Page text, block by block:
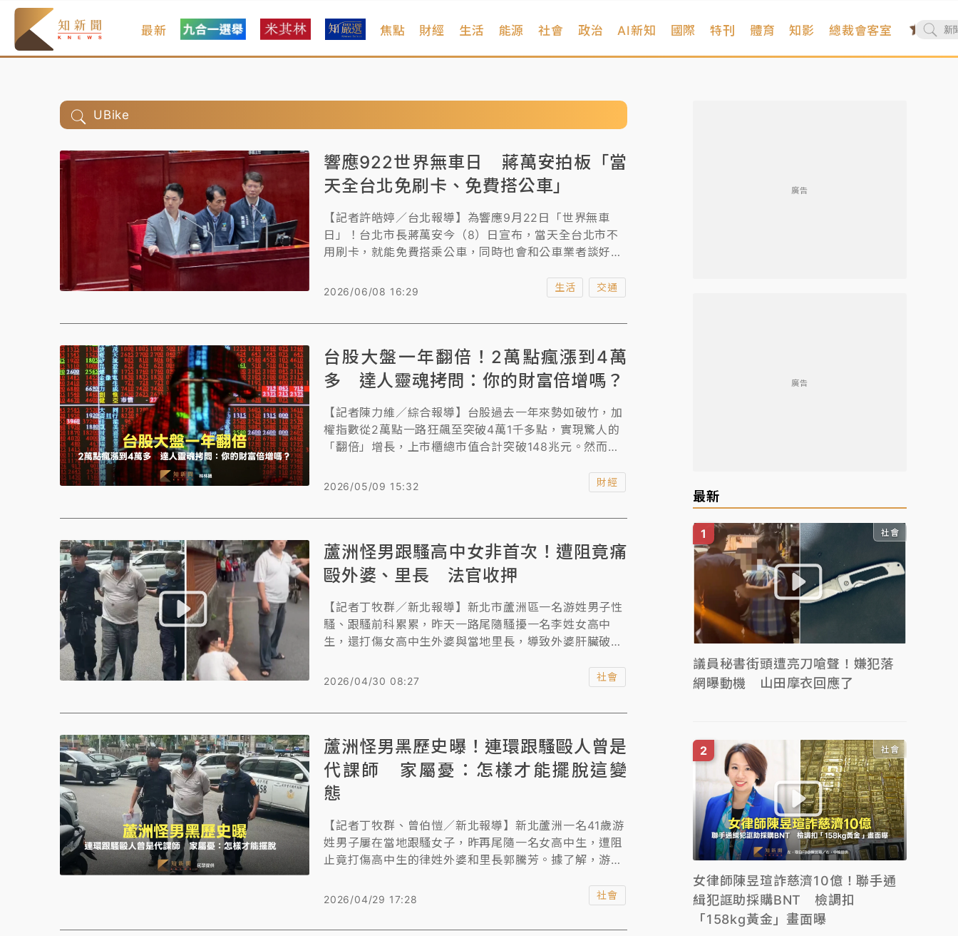
最新 焦點 財經 生活 能源 社會 政治 AI新知 國際 特刊 體育 知影 總裁會客室
UBike
響應922世界無車日 蔣萬安拍板「當
天全台北免刷卡、免費搭公車」
【記者許皓婷／台北報導】為響應9月22日「世界無車
日」！台北市長蔣萬安今（8）日宣布，當天全台北市不
用刷卡，就能免費搭乘公車，同時也會和公車業者談好加
性。
2026/06/08 16:29 生活 交通
台股大盤一年翻倍！2萬點瘋漲到4萬
多 達人靈魂拷問：你的財富倍增嗎？
【記者陳力維／綜合報導】台股過去一年來勢如破竹，加
權指數從2萬點一路狂飆至突破4萬1千多點，實現驚人的
「翻倍」增長，上市櫃總市值合計突破148兆元。然而，
拷問：「你的財富真實倍增了嗎？」除了沒投入股市的民
富重分配的「局外人」。市場資金氾濫更引發了貸款滿水
籲投資人面對既真實又虛幻的股市大漲，應放下比較心
態，回歸理智與系統化的投資策略，並以「平常心」應對
這場人性的考驗。
2026/05/09 15:32 財經
蘆洲怪男跟騷高中女非首次！遭阻竟痛
毆外婆、里長 法官收押
【記者丁牧群／新北報導】新北市蘆洲區一名游姓男子性
騷、跟騷前科累累，昨天一路尾隨騷擾一名李姓女高中
生，還打傷女高中生外婆與當地里長，導致外婆肝臟破裂
察官複訊後，認為游男涉犯重傷害、跟騷罪，有逃亡、反
院深夜裁定收押。
2026/04/30 08:27 社會
蘆洲怪男黑歷史曝！連環跟騷毆人曾是
代課師 家屬憂：怎樣才能擺脫這變
態
【記者丁牧群、曾伯愷／新北報導】新北蘆洲一名41歲游
姓男子屢在當地跟騷女子，昨再尾隨一名女高中生，遭阻
止竟打傷高中生的律姓外婆和里長郭騰芳。據了解，游男
老師，根據法院判決，他從2023到2024年就至少12度性
受害的女高中生，並將其外婆打到腦震盪，還曾打傷另名
2026/04/29 17:28 社會
廣告
廣告
最新
社會
議員秘書街頭遭亮刀嗆聲！嫌犯落
網曝動機 山田摩衣回應了
社會
女律師陳昱瑄詐慈濟10億！聯手通
緝犯誆助採購BNT 檢調扣
「158kg黃金」畫面曝